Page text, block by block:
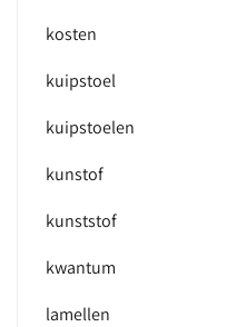
kosten
kuipstoel
kuipstoelen
kunstof
kunststof
kwantum
lamellen